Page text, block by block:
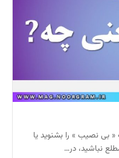
بی نصیب » را بشنوید یا
نباشید، در…